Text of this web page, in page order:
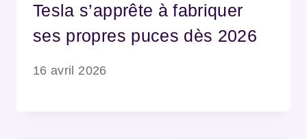
Tesla s’apprête à fabriquer
ses propres puces dès 2026
16 avril 2026